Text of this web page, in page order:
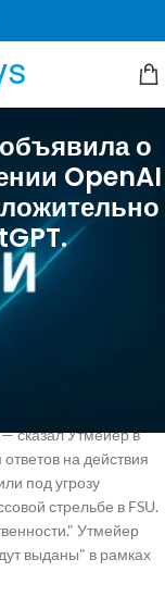
о
OpenAI
штата
погибли два
неделе адвокаты
был использован для
— сказал Утмейер в
на действия
под угрозу
стрельбе в FSU.
Утмейер
выданы" в рамках